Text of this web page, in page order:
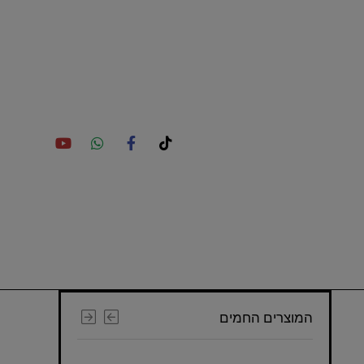
המוצרים החמים